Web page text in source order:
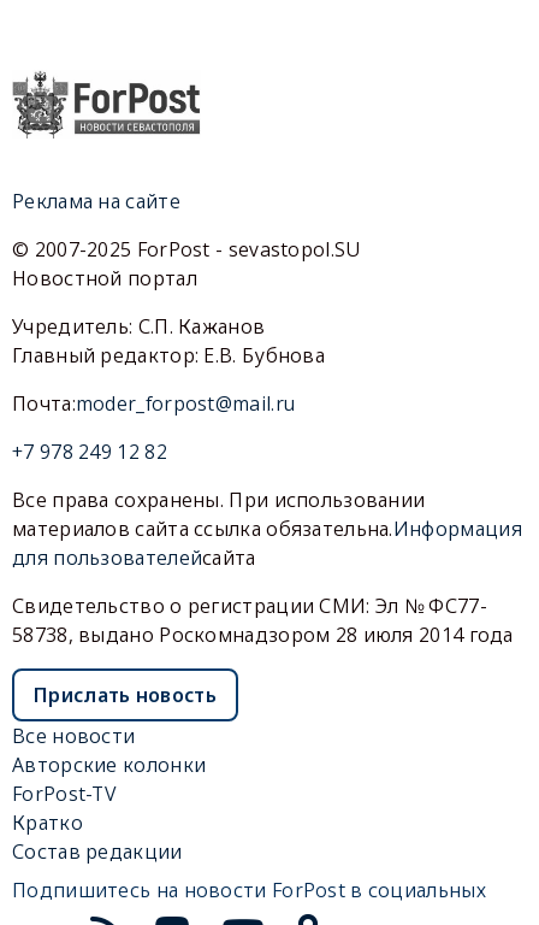
Реклама на сайте
© 2007-2025 ForPost - sevastopol.SU
Новостной портал
Учредитель: С.П. Кажанов
Главный редактор: Е.В. Бубнова
Почта:moder_forpost@mail.ru
+7 978 249 12 82
Все права сохранены. При использовании
материалов сайта ссылка обязательна.Информация
для пользователейсайта
Свидетельство о регистрации СМИ: Эл № ФС77-
58738, выдано Роскомнадзором 28 июля 2014 года
Прислать новость
Все новости
Авторские колонки
ForPost-TV
Кратко
Состав редакции
Подпишитесь на новости ForPost в социальных